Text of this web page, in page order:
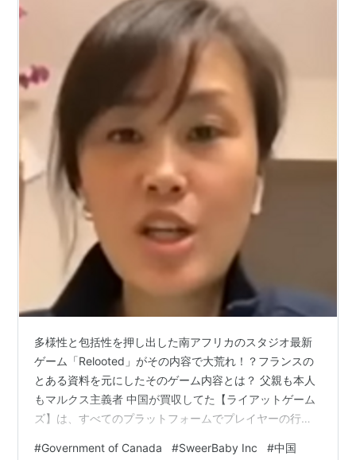
京大学＝日本大学】Sweetbaby Incは
Government of Canadaの企業。Sweetbaby Inc
に居たKazuma Hashimotoはアイヌや琉球民族へ
の弾圧などとデマを言い「日本は歴史修正主義で
安倍晋三は植民地を推奨している。（あつまれ、
どうぶつの森に対して）無人島の発見という行為
は、日本のゲームの文脈においては植民地主義と
読まれ得る。云々」
多様性と包括性を押し出した南アフリカのスタジオ最新
ゲーム「Relooted」がその内容で大荒れ！？フランスの
とある資料を元にしたそのゲーム内容とは？ 父親も本人
もマルクス主義者 中国が買収してた【ライアットゲーム
ズ】は、すべてのプラットフォームでプレイヤーの行動
SweetBabyInc、TakeThisにさせようとしとったね。ア
#Government of Canada #SweerBaby Inc #中国